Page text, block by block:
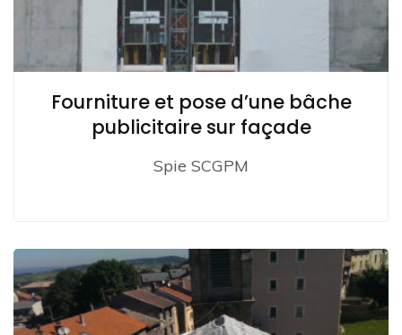
Fourniture et pose d’une bâche
publicitaire sur façade
Spie SCGPM